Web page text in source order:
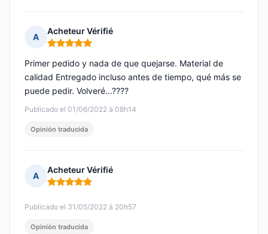
A
Acheteur Vérifié
Nota: 5 de 5
Publicado el 01/06/2022 à 08h14
Primer pedido y nada de que quejarse. Material de
calidad Entregado incluso antes de tiempo, qué más se
puede pedir. Volveré...????
Opinión traducida
A
Acheteur Vérifié
Nota: 5 de 5
Publicado el 31/05/2022 à 20h57
Opinión traducida